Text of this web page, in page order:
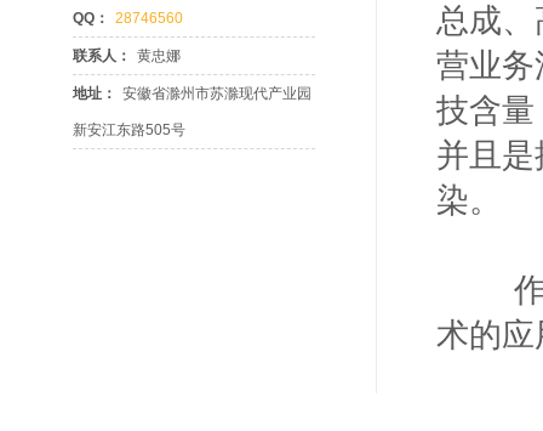
总成
营业
技含
并且
染。
作为
术的
QQ： 28746560
联系人： 黄忠娜
地址： 安徽省滁州市苏滁现代产业园
新安江东路505号